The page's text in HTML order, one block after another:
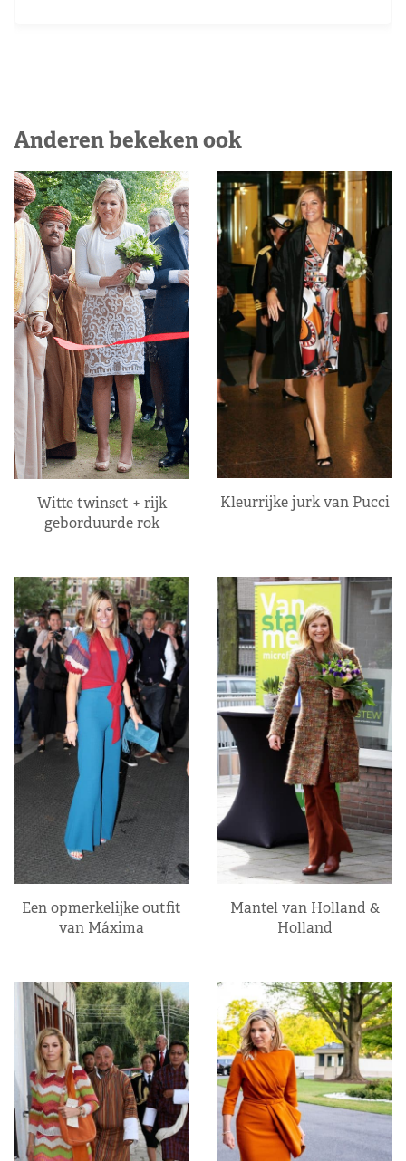
Anderen bekeken ook
Witte twinset + rijk
geborduurde rok
Kleurrijke jurk van Pucci
Een opmerkelijke outfit
van Máxima
Mantel van Holland &
Holland